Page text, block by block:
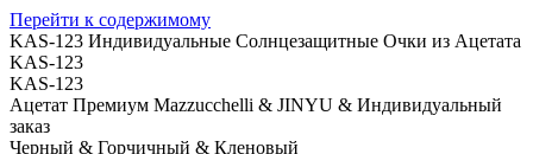
Перейти к содержимому
KAS-123 Индивидуальные Солнцезащитные Очки из Ацетата
KAS-123
KAS-123
Ацетат Премиум Mazzucchelli & JINYU & Индивидуальный
заказ
Черный & Горчичный & Кленовый